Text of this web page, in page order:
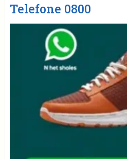
Telefone 0800